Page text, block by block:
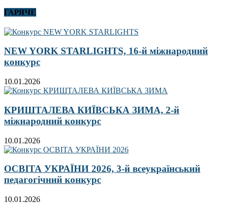
ГАРЯЧЕ
NEW YORK STARLIGHTS, 16-й міжнародний
конкурс
10.01.2026
КРИШТАЛЕВА КИЇВСЬКА ЗИМА, 2-й
міжнародний конкурс
10.01.2026
ОСВІТА УКРАЇНИ 2026, 3-й всеукраїнський
педагогічний конкурс
10.01.2026